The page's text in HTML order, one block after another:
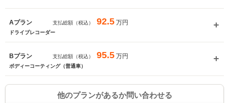
Aプラン 支払総額（税込） 92.5 万円
ドライブレコーダー
Bプラン 支払総額（税込） 95.5 万円
ボディーコーティング（普通車）
他のプランがあるか問い合わせる